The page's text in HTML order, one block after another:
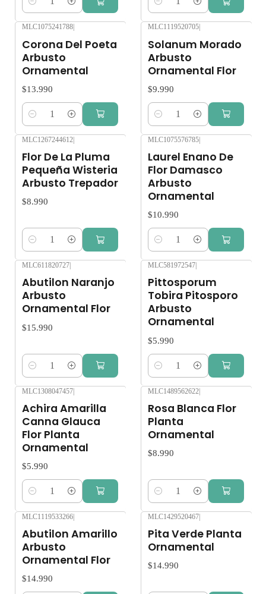
Cantidad Cantidad
MLC1075241788
Corona Del Poeta
Arbusto
Ornamental
$13.990
Cantidad
MLC1119520705
Solanum Morado
Arbusto
Ornamental Flor
$9.990
Cantidad
MLC1267244612|
Flor De La Pluma
Pequeña Wisteria
Arbusto Trepador
$8.990
Cantidad
MLC1075576785|
Laurel Enano De
Flor Damasco
Arbusto
Ornamental
$10.990
Cantidad
MLC611820727
Abutilon Naranjo
Arbusto
Ornamental Flor
$15.990
Cantidad
MLC581972547
Pittosporum
Tobira Pitosporo
Arbusto
Ornamental
$5.990
Cantidad
MLC1308047457|
Achira Amarilla
Canna Glauca
Flor Planta
Ornamental
$5.990
Cantidad
MLC1489562622|
Rosa Blanca Flor
Planta
Ornamental
$8.990
Cantidad
MLC1119533266
Abutilon Amarillo
Arbusto
Ornamental Flor
$14.990
MLC1429520467
Pita Verde Planta
Ornamental
$14.990